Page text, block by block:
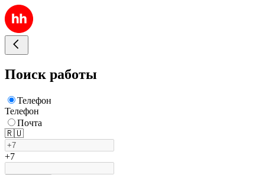
Поиск работы
Телефон
Телефон
Почта
🇷🇺
+7